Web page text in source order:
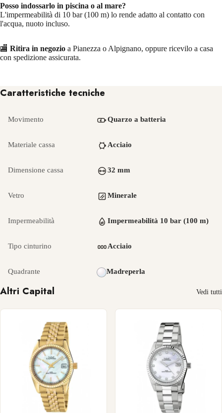
Posso indossarlo in piscina o al mare?
L'impermeabilità di 10 bar (100 m) lo rende adatto al contatto con
l'acqua, nuoto incluso.
🏬 Ritira in negozio a Pianezza o Alpignano, oppure ricevilo a casa
con spedizione assicurata.
Caratteristiche tecniche
Movimento Quarzo a batteria
Materiale cassa Acciaio
Dimensione cassa 32 mm
Vetro Minerale
Impermeabilità Impermeabilità 10 bar (100 m)
Tipo cinturino Acciaio
Quadrante Madreperla
Altri Capital Vedi tutti